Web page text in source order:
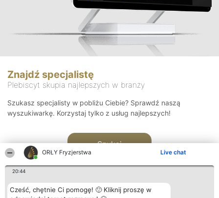
ORŁY Fryzjerstwa Live chat
20:44
Cześć, chętnie Ci pomogę! 🙂 Kliknij proszę w
Znajdź specjalistę
Plebiscyt skupia najlepszych w branży
Szukasz specjalisty w pobliżu Ciebie? Sprawdź naszą
wyszukiwarkę. Korzystaj tylko z usług najlepszych!
Szukaj